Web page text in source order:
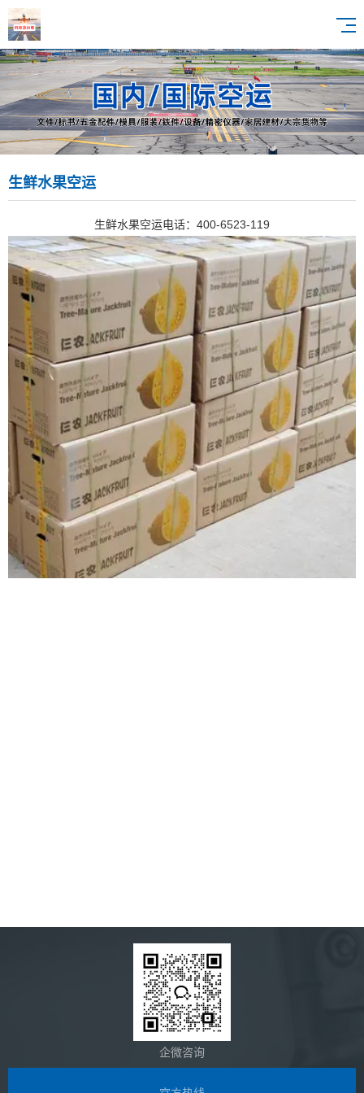
生鲜水果空运
生鲜水果空运电话：400-6523-119
企微咨询